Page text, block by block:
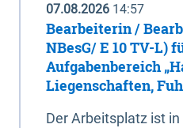
07.08.2026 14:57
Bearbeiterin /
NBesG/ E 10 TV-L)
Aufgabenbereich
Liegenschaften,
Der Arbeitsplatz ist